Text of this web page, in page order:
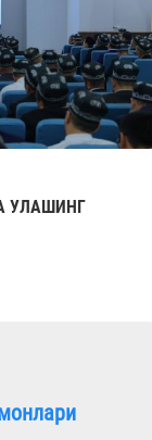
УЛАШИНГ